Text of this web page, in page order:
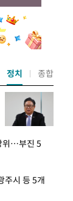
위…부진 5
주시 등 5개
정치 종합